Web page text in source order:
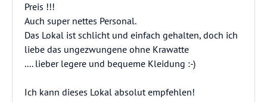
Preis !!!
Auch super nettes Personal.
Das Lokal ist schlicht und einfach gehalten, doch ich
liebe das ungezwungene ohne Krawatte
.... lieber legere und bequeme Kleidung :-)
Ich kann dieses Lokal absolut empfehlen!